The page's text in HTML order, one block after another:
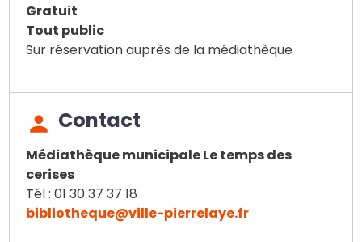
Gratuit
Tout public
Sur réservation auprès de la médiathèque
Contact
Médiathèque municipale Le temps des
cerises
Tél : 01 30 37 37 18
bibliotheque@ville-pierrelaye.fr